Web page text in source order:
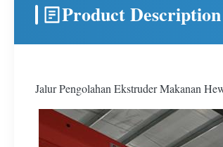
Product Description
Jalur Pengolahan Ekstruder Makanan